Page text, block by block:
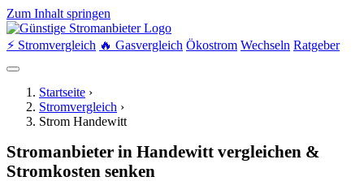
Zum Inhalt springen
⚡ Stromvergleich 🔥 Gasvergleich Ökostrom Wechseln Ratgeber
Startseite ›
Stromvergleich ›
Strom Handewitt
Stromanbieter in Handewitt vergleichen &
Stromkosten senken